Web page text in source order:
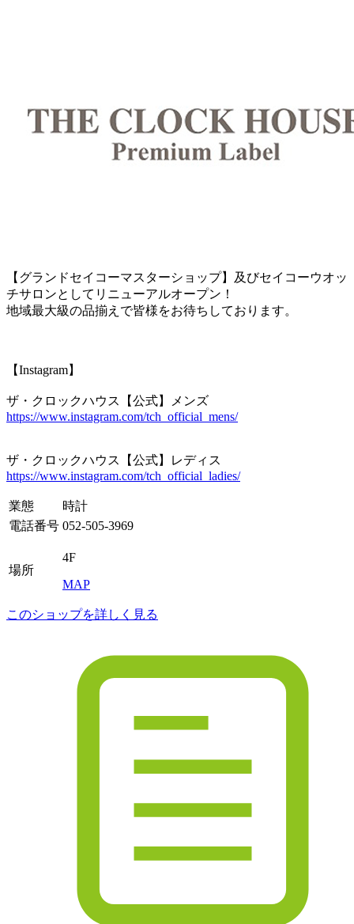
【グランドセイコーマスターショップ】及びセイコーウオッ
チサロンとしてリニューアルオープン！
地域最大級の品揃えで皆様をお待ちしております。
【Instagram】
ザ・クロックハウス【公式】メンズ
https://www.instagram.com/tch_official_mens/
ザ・クロックハウス【公式】レディス
https://www.instagram.com/tch_official_ladies/
業態
時計
電話番号 052-505-3969
場所
4F
MAP
このショップを詳しく見る